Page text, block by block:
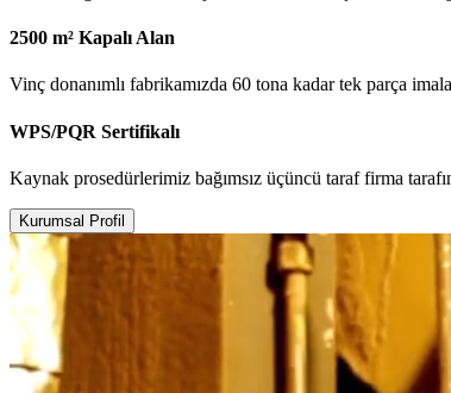
2500 m² Kapalı Alan
Vinç donanımlı fabrikamızda 60 tona kadar tek parça
WPS/PQR Sertifikalı
Kaynak prosedürlerimiz bağımsız üçüncü taraf firma
Kurumsal Profil